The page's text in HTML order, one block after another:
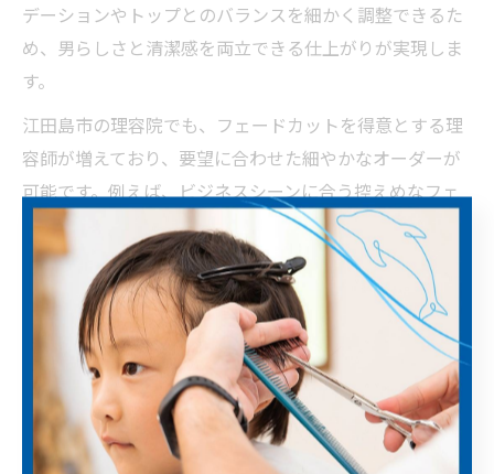
デーションやトップとのバランスを細かく調整できるた
め、男らしさと清潔感を両立できる仕上がりが実現しま
す。
江田島市の理容院でも、フェードカットを得意とする理
容師が増えており、要望に合わせた細やかなオーダーが
可能です。例えば、ビジネスシーンに合う控えめなフェ
ードや、個性を強調した大胆なフェードなど、幅広いバ
リエーションに対応しています。
フェードカットは、髪が伸びても形が崩れにくい点や、
手入れが簡単な点も魅力です。ただし、定期的なカット
が必要となるため、理容院選びではアクセスや予約のし
やすさも確認しておきましょう。
理容院ならではのシェービングの心地よさ